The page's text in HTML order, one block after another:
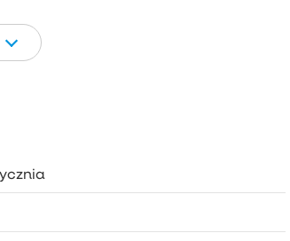
ORAZ ZAKUPU KOMPLEKSU!